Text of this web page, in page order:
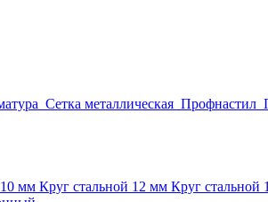
Сетка металлическая Профнастил
мм Круг стальной 12 мм Круг стальной